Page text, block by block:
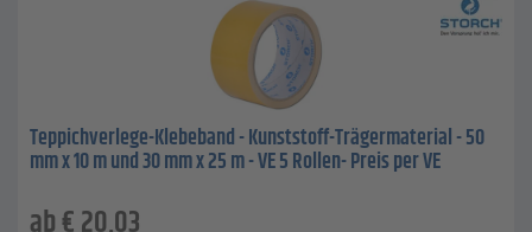
Teppichverlege-Klebeband - Kunststoff-Trägermaterial - 50
mm x 10 m und 30 mm x 25 m - VE 5 Rollen- Preis per VE